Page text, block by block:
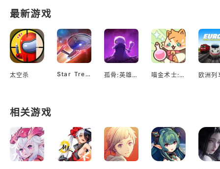
最新游戏
太空杀 Star Trek™ Fleet Command 孤骨:英雄杀手 喵金术士:猫咪合并大亨
相关游戏